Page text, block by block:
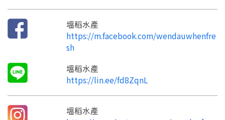
塭稻水產
https://m.facebook.com/wendauwhenfre
sh
塭稻水產
https://lin.ee/fd8ZqnL
塭稻水產
返回 繼續註冊
點擊加入 LINE 好友
返回
註冊完成了！
開始填寫申請資料吧~
返回首頁
您的申請資料正在等候審查中，
要申請新產品嗎？
返回首頁
想知道怎麼做更容易通過審核嗎？
看看申請教學吧！
直接申請 看密笈
返回首頁